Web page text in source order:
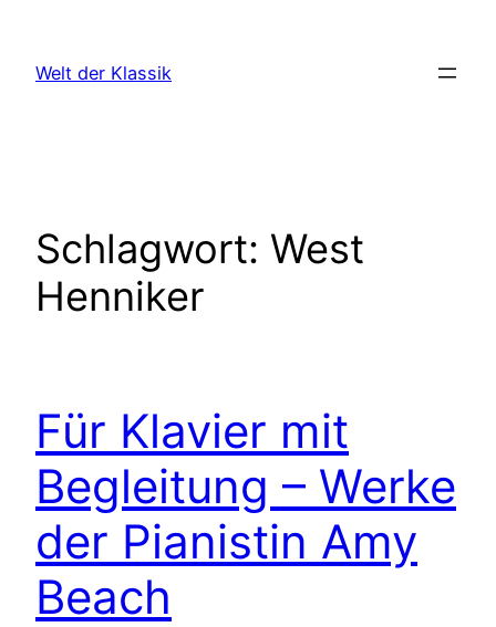
springen
Welt der Klassik
Schlagwort: West
Henniker
Für Klavier mit
Begleitung – Werke
der Pianistin Amy
Beach